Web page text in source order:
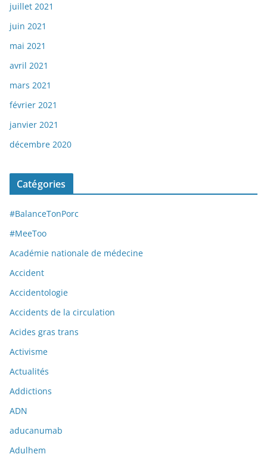
juillet 2021
juin 2021
mai 2021
avril 2021
mars 2021
février 2021
janvier 2021
décembre 2020
Catégories
#BalanceTonPorc
#MeeToo
Académie nationale de médecine
Accident
Accidentologie
Accidents de la circulation
Acides gras trans
Activisme
Actualités
Addictions
ADN
aducanumab
Adulhem